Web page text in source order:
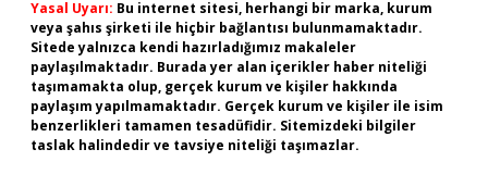
Yasal Uyarı: Bu internet sitesi, herhangi bir marka, kurum
veya şahıs şirketi ile hiçbir bağlantısı bulunmamaktadır.
Sitede yalnızca kendi hazırladığımız makaleler
paylaşılmaktadır. Burada yer alan içerikler haber niteliği
taşımamakta olup, gerçek kurum ve kişiler hakkında
paylaşım yapılmamaktadır. Gerçek kurum ve kişiler ile isim
benzerlikleri tamamen tesadüfidir. Sitemizdeki bilgiler
taslak halindedir ve tavsiye niteliği taşımazlar.